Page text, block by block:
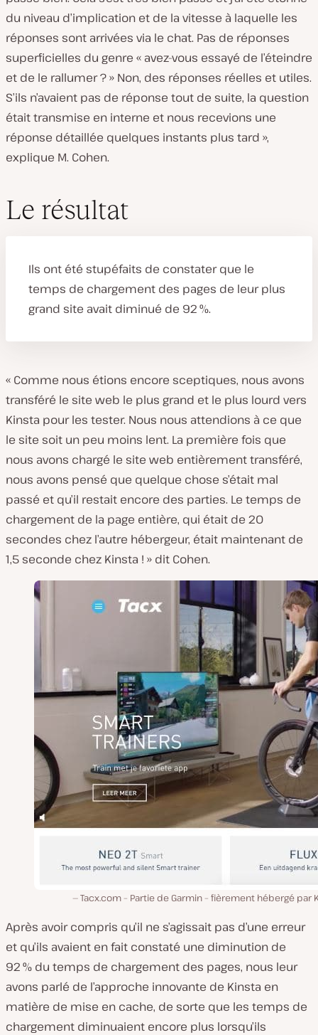
du niveau d’implication et de la vitesse à laquelle les
réponses sont arrivées via le chat. Pas de réponses
superficielles du genre « avez-vous essayé de l’éteindre
et de le rallumer ? » Non, des réponses réelles et utiles.
S’ils n’avaient pas de réponse tout de suite, la question
était transmise en interne et nous recevions une
réponse détaillée quelques instants plus tard »,
explique M. Cohen.
Le résultat
Ils ont été stupéfaits de constater que le
temps de chargement des pages de leur plus
grand site avait diminué de 92 %.
« Comme nous étions encore sceptiques, nous avons
transféré le site web le plus grand et le plus lourd vers
Kinsta pour les tester. Nous nous attendions à ce que
le site soit un peu moins lent. La première fois que
nous avons chargé le site web entièrement transféré,
nous avons pensé que quelque chose s’était mal
passé et qu’il restait encore des parties. Le temps de
chargement de la page entière, qui était de 20
secondes chez l’autre hébergeur, était maintenant de
1,5 seconde chez Kinsta ! » dit Cohen.
Tacx.com – Partie de Garmin – fièrement hébergé par
Après avoir compris qu’il ne s’agissait pas d’une erreur
et qu’ils avaient en fait constaté une diminution de
92 % du temps de chargement des pages, nous leur
avons parlé de l’approche innovante de Kinsta en
matière de mise en cache, de sorte que les temps de
chargement diminuaient encore plus lorsqu’ils